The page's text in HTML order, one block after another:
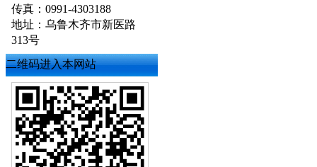
传真：0991-4303188
地址：乌鲁木齐市新医路
313号
二维码进入本网站